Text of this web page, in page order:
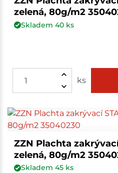
zelená, 80g/m2
Skladem 40ks
ks
ZZN Plachta
zelená, 80g/m2
Skladem 45ks